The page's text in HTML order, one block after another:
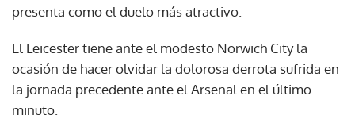
presenta como el duelo más atractivo.
El Leicester tiene ante el modesto Norwich City la
ocasión de hacer olvidar la dolorosa derrota sufrida en
la jornada precedente ante el Arsenal en el último
minuto.